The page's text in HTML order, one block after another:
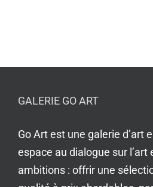
GALERIE GO ART
Go Art est une galerie d’art
espace au dialogue sur l’art
ambitions : offrir une